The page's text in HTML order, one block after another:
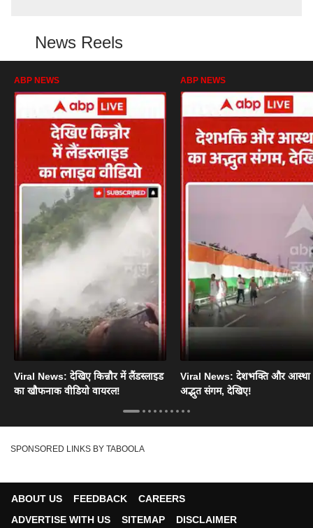
News Reels
ABP NEWS
Viral News: देखिए किन्नौर में लैंडस्लाइड
का खौफनाक वीडियो वायरल!
ABP NEWS
Viral News: देशभक्ति और आस्था
अद्भुत संगम, देखिए!
SPONSORED LINKS BY TABOOLA
ABOUT US FEEDBACK
CAREERS
ADVERTISE WITH US
SITEMAP DISCLAIMER